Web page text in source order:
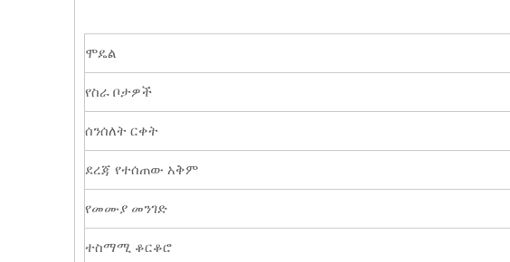
ሞዴል
የስራ ቦታዎች
ሰንሰለት ርቀት
ደረጃ የተሰጠው አቅም
የመሙያ መንገድ
ተስማሚ ቆርቆሮ